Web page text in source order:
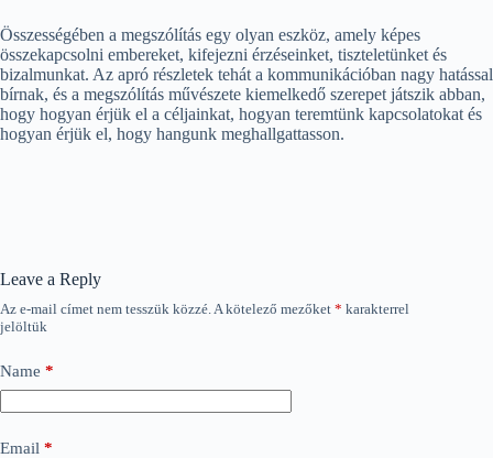
Összességében a megszólítás egy olyan eszköz, amely képes
összekapcsolni embereket, kifejezni érzéseinket, tiszteletünket és
bizalmunkat. Az apró részletek tehát a kommunikációban nagy hatással
bírnak, és a megszólítás művészete kiemelkedő szerepet játszik abban,
hogy hogyan érjük el a céljainkat, hogyan teremtünk kapcsolatokat és
hogyan érjük el, hogy hangunk meghallgattasson.
Leave a Reply
Az e-mail címet nem tesszük közzé.A kötelező mezőket * karakterrel
jelöltük
Name *
Email *